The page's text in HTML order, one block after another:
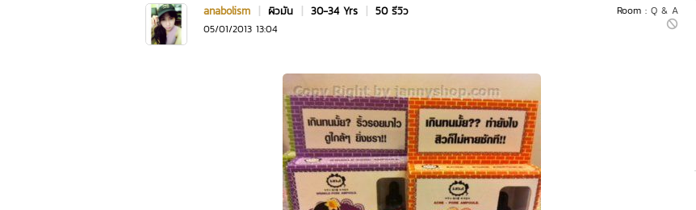
Room : Q & A
anabolism | ผิวมัน | 30-34 Yrs | 50 รีวิว
05/01/2013 13:04